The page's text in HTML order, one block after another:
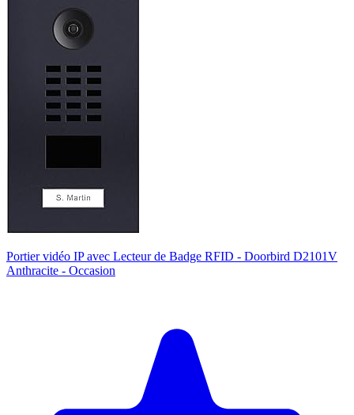
Portier vidéo IP avec Lecteur de Badge RFID - Doorbird D2101V
Anthracite - Occasion